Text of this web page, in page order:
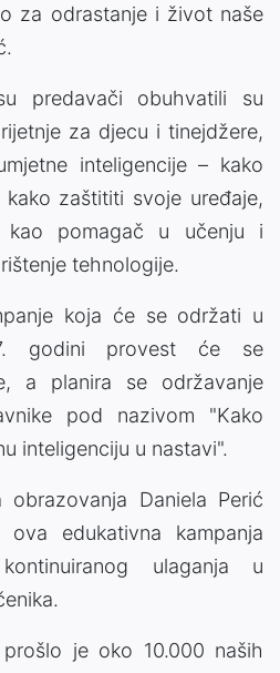
za odrastanje i život naše
predavači obuhvatili su
za djecu i tinejdžere,
inteligencije – kako
zaštititi svoje uređaje,
kao pomagač u učenju i
tehnologije.
koja će se održati u
godini provest će se
a planira se održavanje
pod nazivom "Kako
inteligenciju u nastavi".
obrazovanja Daniela Perić
edukativna kampanja
ulaganja u
je oko 10.000 naših